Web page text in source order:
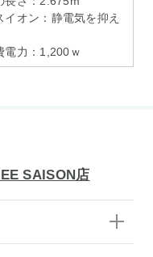
イオン：静電気を抑え
電力：1,200ｗ
SAISON店